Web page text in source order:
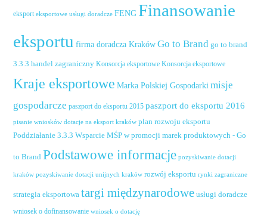
eksport eksportowe usługi doradcze FENG Finansowanie
eksportu firma doradcza Kraków Go to Brand go to brand
3.3.3 handel zagraniczny Konsorcja eksportowe Konsorcja eksportowe
Kraje eksportowe Marka Polskiej Gospodarki misje
gospodarcze paszport do eksportu 2015 paszport do eksportu 2016
pisanie wniosków dotacje na eksport kraków plan rozwoju eksportu
Poddziałanie 3.3.3 Wsparcie MŚP w promocji marek produktowych - Go
to Brand Podstawowe informacje pozyskiwanie dotacji
kraków pozyskiwanie dotacji unijnych kraków rozwój eksportu rynki zagraniczne
strategia eksportowa targi międzynarodowe usługi doradcze
wniosek o dofinansowanie wniosek o dotację